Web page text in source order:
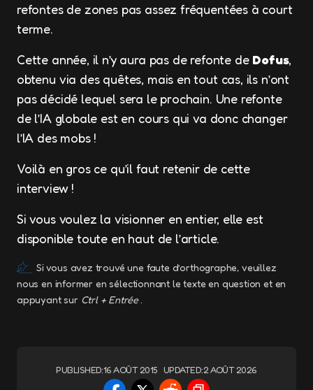
refontes de zones pas assez fréquentées à court
terme.
Cette année, il n’y aura pas de refonte de Dofus,
obtenu via des quêtes, mais en tout cas, ils n’ont
pas décidé lequel sera le prochain. Une refonte
de l’IA globale est en cours qui va donc changer
l’IA des mobs !
Voilà en gros ce qu’il faut retenir de cette
interview !
Si vous voulez la visionner en entier, elle est
disponible toute en haut de l’article.
Si vous avez trouvé une faute d’orthographe, veuillez
nous en informer en sélectionnant le texte en question et en
appuyant sur Ctrl + Entrée.
PUBLISHED:16 AOÛT 2015 UPDATED:2 AOÛT 2026